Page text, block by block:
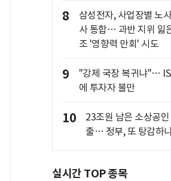
8
삼성전자, 사업장별 노
사 통합… 과반 지위 잃
조 '영향력 만회' 시도
9
"강제 국장 복귀냐"…
에 투자자 불만
10
23조원 남은 소상공인
출… 정부, 또 탕감하
실시간 TOP 종목